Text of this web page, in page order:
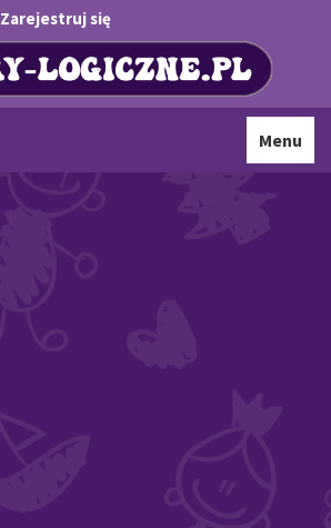
Zarejestruj się
Toggle
Menu